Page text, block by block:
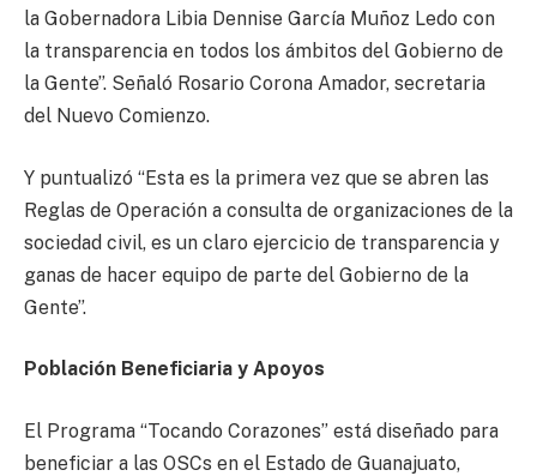
la Gobernadora Libia Dennise García Muñoz Ledo con
la transparencia en todos los ámbitos del Gobierno de
la Gente”. Señaló Rosario Corona Amador, secretaria
del Nuevo Comienzo.
Y puntualizó “Esta es la primera vez que se abren las
Reglas de Operación a consulta de organizaciones de la
sociedad civil, es un claro ejercicio de transparencia y
ganas de hacer equipo de parte del Gobierno de la
Gente”.
Población Beneficiaria y Apoyos
El Programa “Tocando Corazones” está diseñado para
beneficiar a las OSCs en el Estado de Guanajuato,